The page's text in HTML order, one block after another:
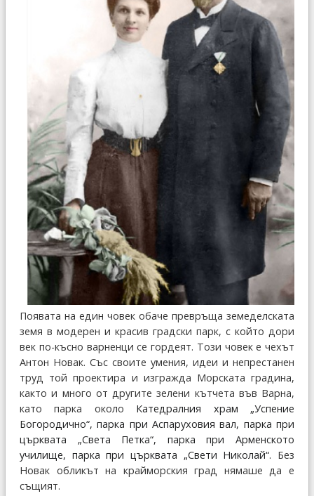
Появата на един човек обаче превръща земеделската
земя в модерен и красив градски парк, с който дори
век по-късно варненци се гордеят. Този човек е чехът
Антон Новак. Със своите умения, идеи и непрестанен
труд той проектира и изгражда Морската градина,
както и много от другите зелени кътчета във Варна,
като парка около Катедралния храм „Успение
Богородично“, парка при Аспаруховия вал, парка при
църквата „Света Петка“, парка при Арменското
училище, парка при църквата „Свети Николай“. Без
Новак обликът на крайморския град нямаше да е
същият.